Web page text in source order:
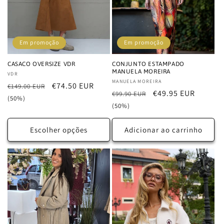
Em promoção
CASACO OVERSIZE VDR
Fornecedor:
VDR
Preço
normal
€149.00 EUR
Preço
€74.50 EUR
(50%)
Escolher opções
Em promoção
CONJUNTO ESTAMPADO
MANUELA MOREIRA
Fornecedor:
MANUELA MOREIRA
Preço
normal
€99.90 EUR
Preço
saldo
€49.95 EUR
(50%)
Adicionar ao carrinho